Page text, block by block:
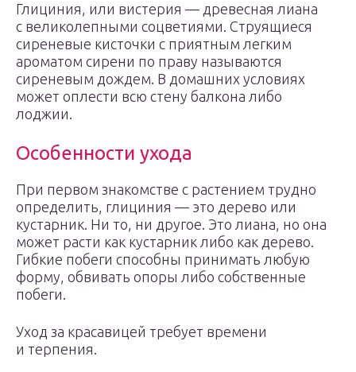
Глициния, или вистерия — древесная лиана
с великолепными соцветиями. Струящиеся
сиреневые кисточки с приятным легким
ароматом сирени по праву называются
сиреневым дождем. В домашних условиях
может оплести всю стену балкона либо
лоджии.
Особенности ухода
При первом знакомстве с растением трудно
определить, глициния — это дерево или
кустарник. Ни то, ни другое. Это лиана, но она
может расти как кустарник либо как дерево.
Гибкие побеги способны принимать любую
форму, обвивать опоры либо собственные
побеги.
Уход за красавицей требует времени
и терпения.